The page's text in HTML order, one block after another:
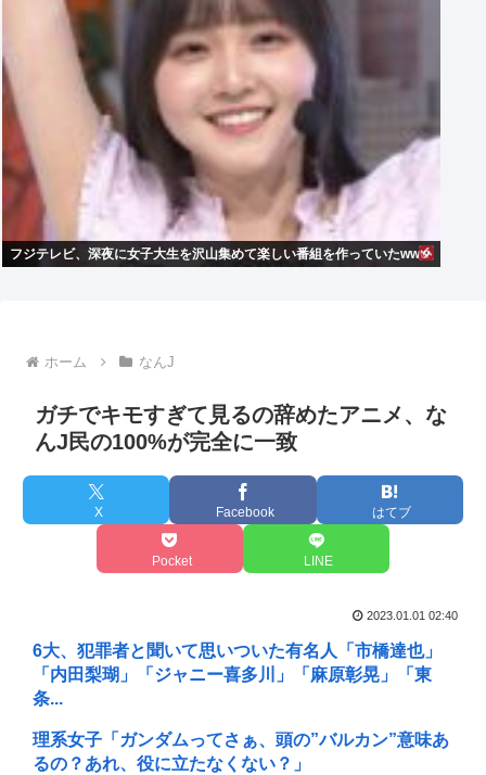
フジテレビ、深夜に女子大生を沢山集めて楽しい番組を作っていたwww
ホーム なんJ
ガチでキモすぎて見るの辞めたアニメ、な
んJ民の100%が完全に一致
X Facebook はてブ
Pocket LINE
2023.01.01 02:40
6大、犯罪者と聞いて思いついた有名人「市橋達也」
「内田梨瑚」「ジャニー喜多川」「麻原彰晃」「東
条...
理系女子「ガンダムってさぁ、頭の”バルカン”意味あ
るの？あれ、役に立たなくない？」